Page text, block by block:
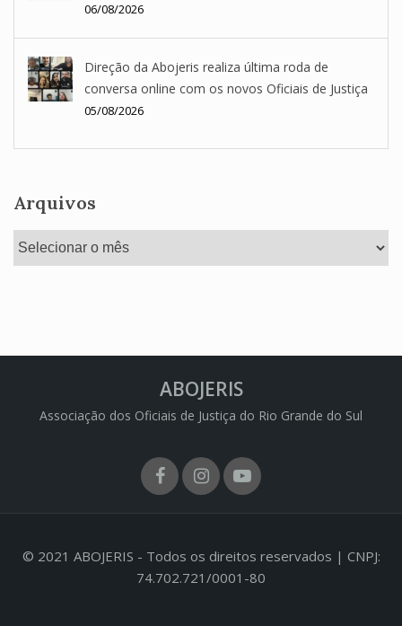
06/08/2026
Direção da Abojeris realiza última roda de
conversa online com os novos Oficiais de Justiça
05/08/2026
Arquivos
Arquivos
ABOJERIS
Associação dos Oficiais de Justiça do Rio Grande do Sul
FacebookInstagram
Youtube
© 2021 ABOJERIS - Todos os direitos reservados | CNPJ:
74.702.721/0001-80